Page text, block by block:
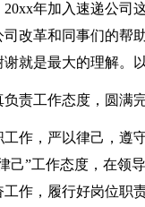
年加入速递公司
司改革和同事们的帮
就是最大的理解。
责工作态度，圆满
工作，严以律己，遵
己”工作态度，在领
作，履行好岗位职